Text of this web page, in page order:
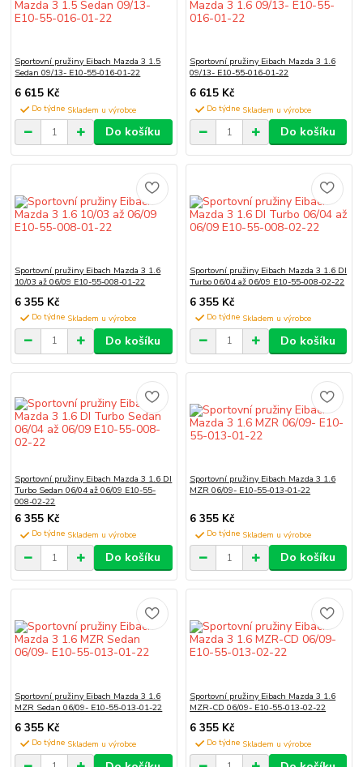
Sportovní pružiny Eibach Mazda 3 1.5
Sedan 09/13- E10-55-016-01-22
6 615 Kč
Do týdne
Do košíku
Sportovní pružiny Eibach Mazda 3 1.6
09/13- E10-55-016-01-22
6 615 Kč
Do týdne
Do košíku
Sportovní pružiny Eibach Mazda 3 1.6
10/03 až 06/09 E10-55-008-01-22
6 355 Kč
Do týdne
Do košíku
Sportovní pružiny Eibach Mazda 3 1.6 DI
Turbo 06/04 až 06/09 E10-55-008-02-22
6 355 Kč
Do týdne
Do košíku
Sportovní pružiny Eibach Mazda 3 1.6 DI
Turbo Sedan 06/04 až 06/09 E10-55-
008-02-22
6 355 Kč
Do týdne
Do košíku
Sportovní pružiny Eibach Mazda 3 1.6
MZR 06/09- E10-55-013-01-22
6 355 Kč
Do týdne
Do košíku
Sportovní pružiny Eibach Mazda 3 1.6
MZR Sedan 06/09- E10-55-013-01-22
6 355 Kč
Do týdne
Sportovní pružiny Eibach Mazda 3 1.6
MZR-CD 06/09- E10-55-013-02-22
6 355 Kč
Do týdne